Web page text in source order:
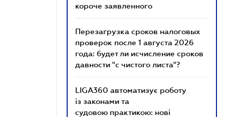
короче заявленного
Перезагрузка сроков налоговых
проверок после 1 августа 2026
года: будет ли исчисление сроков
давности "с чистого листа"?
LIGA360 автоматизує роботу
із законами та
судовою практикою: нові